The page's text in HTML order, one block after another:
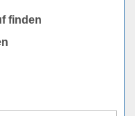
finden